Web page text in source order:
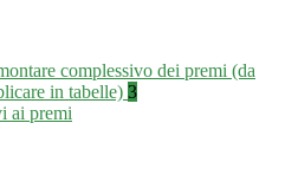
complessivo dei premi (da
in tabelle) 3
ai premi